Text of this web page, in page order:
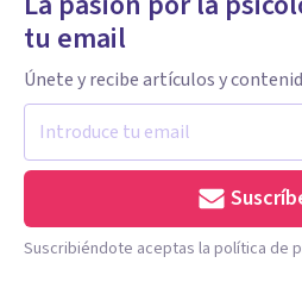
tu email
Únete y recibe artículos y
Suscribiéndote aceptas la política de